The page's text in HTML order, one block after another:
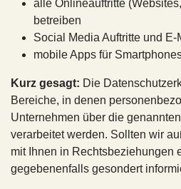
alle Onlineauftritte
betreiben
Social Media Auftritte und
mobile Apps für
Kurz gesagt: Die
Bereiche, in denen
Unternehmen über die
verarbeitet werden. Sollten wir
mit Ihnen in Rechtsbeziehungen
gegebenenfalls gesondert